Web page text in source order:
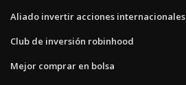
Aliado invertir acciones internacionales
Club de inversión robinhood
Mejor comprar en bolsa